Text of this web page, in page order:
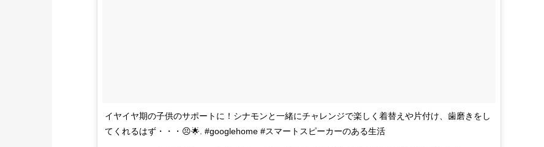
イヤイヤ期の子供のサポートに！シナモンと一緒にチャレンジで楽しく着替えや片付け、歯磨きをし
てくれるはず・・・😣🌟. #googlehome #スマートスピーカーのある生活